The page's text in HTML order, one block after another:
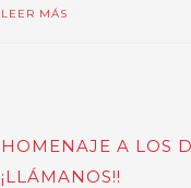
LEER MÁS
HOMENAJE A LOS
¡LLÁMANOS!!